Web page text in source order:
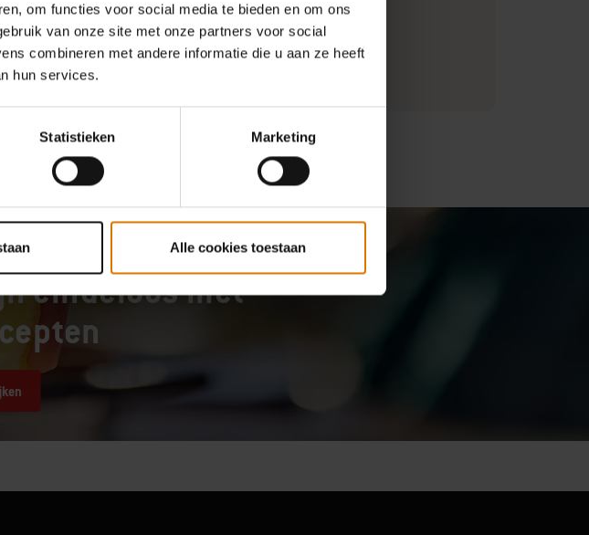
om functies voor social media te bieden en om ons
van onze site met onze partners voor social
combineren met andere informatie die u aan ze heeft
hun services.
Statistieken Marketing
Alle cookies toestaan
41
Fabrikant informatie
GEBRUIKEN?
eindeloos met